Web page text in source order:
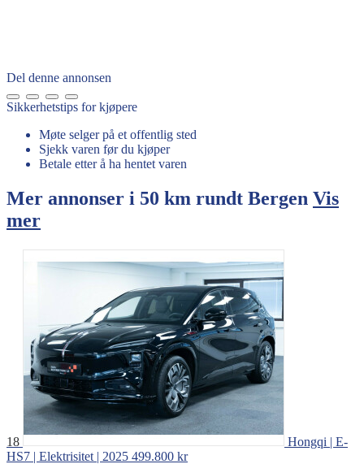
Del denne annonsen
Sikkerhetstips for kjøpere
Møte selger på et offentlig sted
Sjekk varen før du kjøper
Betale etter å ha hentet varen
Mer annonser i 50 km rundt Bergen Vis
mer
18
Hongqi | E-
HS7 | Elektrisitet | 2025 499.800 kr